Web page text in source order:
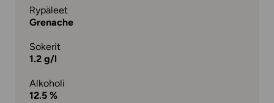
Rypäleet
Grenache
Sokerit
1.2 g/l
Alkoholi
12.5 %